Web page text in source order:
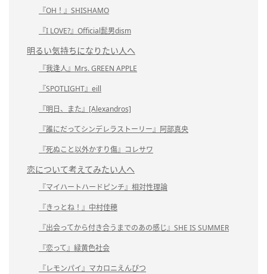
『OH！』SHISHAMO
『I LOVE?』Official髭男dism
明るい気持ちになりたい人へ
『我逢人』Mrs. GREEN APPLE
『SPOTLIGHT』eill
『明日、また』[Alexandros]
『誰にだってシンデレラストーリー』阿部真央
『死ぬこと以外かすり傷』コレサワ
恋について考えてみたい人へ
『マイハートハードピンチ』相対性理論
『きっとね！』中村佳穂
『出会ってから付き合うまでのあの感じ』SHE IS SUMMER
『恋って』緑黄色社会
『レモンパイ』マカロニえんぴつ